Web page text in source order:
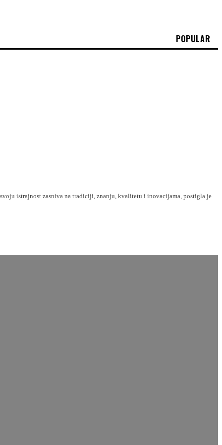
POPULAR
istrajnost zasniva na tradiciji, znanju, kvalitetu i inovacijama, postigla je